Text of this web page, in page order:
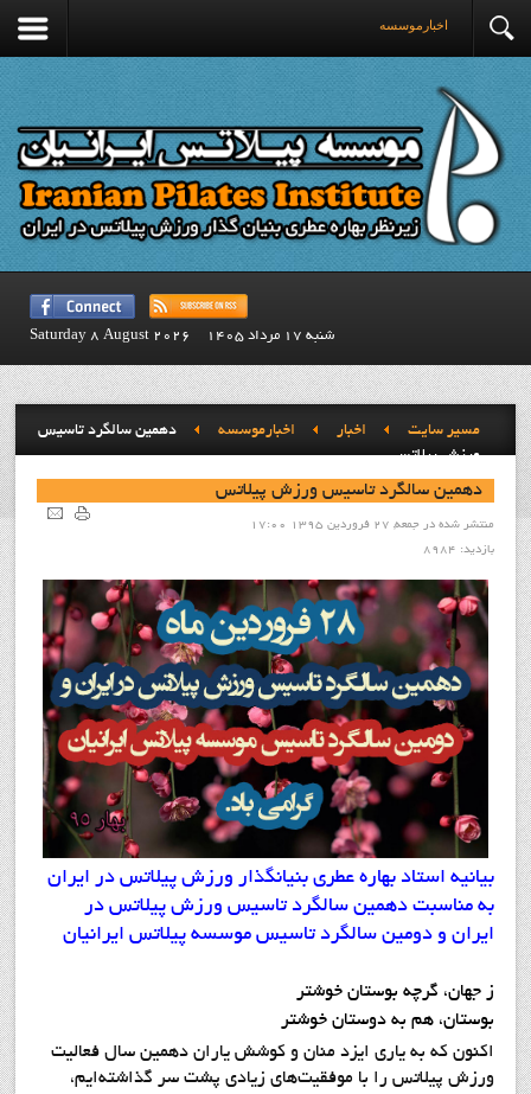
اخبارموسسه
شنبه 17 مرداد 1405 Saturday 8 August 2026
مسیر سایت اخبار اخبارموسسه
دهمين سالگرد تاسيس
ورزش پيلاتس
دهمين سالگرد تاسيس ورزش پيلاتس
منتشر شده در جمعه, 27 فروردين 1395 17:00
بازدید: 8984
بيانيه استاد بهاره عطري بنيانگذار ورزش پيلاتس در ايران
به مناسبت دهمين سالگرد تاسيس ورزش پيلاتس در
ايران و دومين سالگرد تاسيس موسسه پيلاتس ايرانيان
ز جهان، گرچه بوستان خوشتر
بوستان، هم به دوستان خوشتر
اکنون که به یاری ایزد منان و کوشش یاران دهمین سال فعالیت
ورزش پیلاتس را با موفقیت‌های زیادی پشت سر گذاشته‌ایم،